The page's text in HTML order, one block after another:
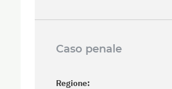
Caso penale
Regione: